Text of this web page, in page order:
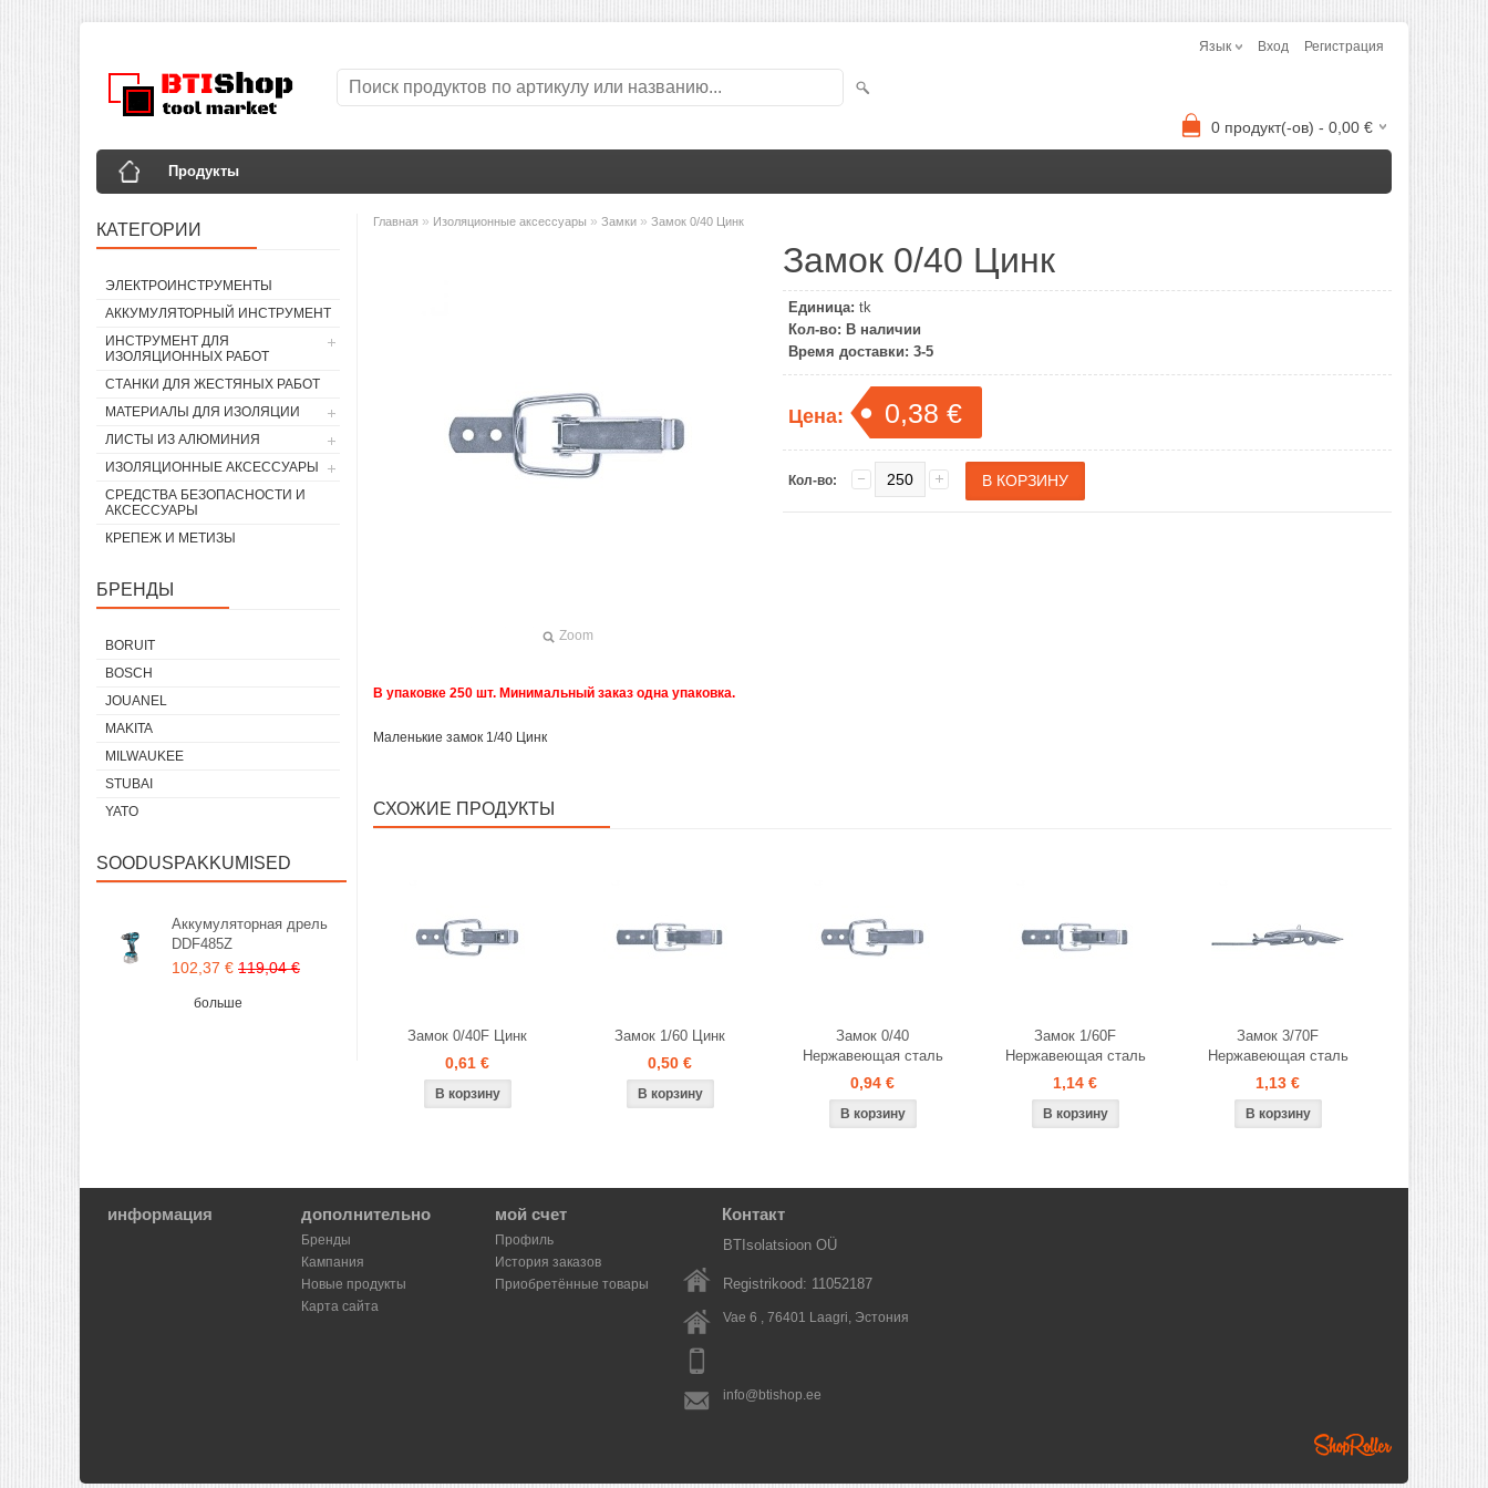
Язык Вход Регистрация
0 продукт(-ов) - 0,00 €
Продукты
КАТЕГОРИИ
ЭЛЕКТРОИНСТРУМЕНТЫ
АККУМУЛЯТОРНЫЙ ИНСТРУМЕНТ
ИНСТРУМЕНТ ДЛЯ
ИЗОЛЯЦИОННЫХ РАБОТ
СТАНКИ ДЛЯ ЖЕСТЯНЫХ РАБОТ
МАТЕРИАЛЫ ДЛЯ ИЗОЛЯЦИИ
ЛИСТЫ ИЗ АЛЮМИНИЯ
ИЗОЛЯЦИОННЫЕ АКСЕССУАРЫ
СРЕДСТВА БЕЗОПАСНОСТИ И
АКСЕССУАРЫ
КРЕПЕЖ И МЕТИЗЫ
БРЕНДЫ
BORUIT
BOSCH
JOUANEL
MAKITA
MILWAUKEE
STUBAI
YATO
SOODUSPAKKUMISED
Аккумуляторная дрель
DDF485Z
102,37 € 119,04 €
больше
Главная » Изоляционные аксессуары » Замки » Замок 0/40 Цинк
Zoom
Замок 0/40 Цинк
Единица: tk
Кол-во: В наличии
Время доставки: 3-5
Цена: 0,38 €
Кол-во:
В упаковке 250 шт. Минимальный заказ одна упаковка.
Маленькие замок 1/40 Цинк
СХОЖИЕ ПРОДУКТЫ
Замок 0/40F Цинк
0,61 €
Замок 1/60 Цинк
0,50 €
Замок 0/40
Нержавеющая сталь
0,94 €
Замок 1/60F
Нержавеющая сталь
1,14 €
Замок 3/70F
Нержавеющая сталь
1,13 €
информация дополнительно
Бренды
Кампания
Новые продукты
Карта сайта
мой счет
Профиль
История заказов
Приобретённые товары
Контакт
BTIsolatsioon OÜ
Registrikood: 11052187
Vae 6 , 76401 Laagri, Эстония
info@btishop.ee